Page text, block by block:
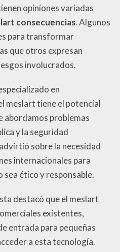
opiniones variadas
consecuencias. Algunos
para transformar
que otros expresan
involucrados.
en
meslart tiene el potencial
abordamos problemas
y la seguridad
sobre la necesidad
internacionales para
ético y responsable.
destacó que el meslart
existentes,
entrada para pequeñas
a esta tecnología.